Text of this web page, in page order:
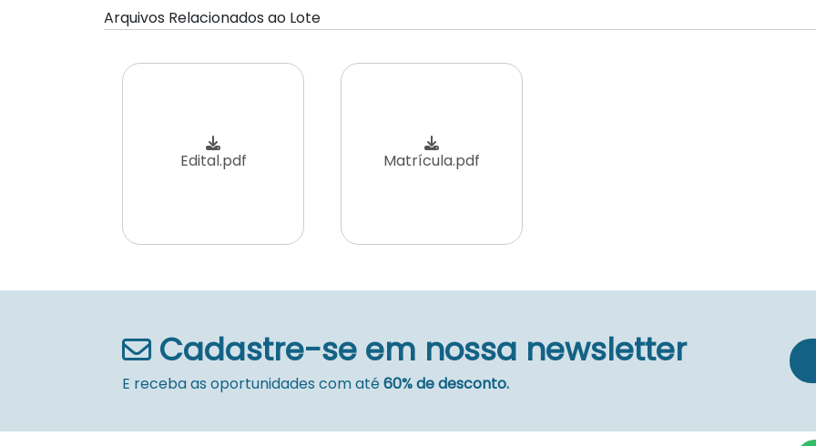
Arquivos Relacionados ao Lote
Edital.pdf Matrícula.pdf
Cadastre-se em nossa newsletter
E receba as oportunidades com até60% de desconto.